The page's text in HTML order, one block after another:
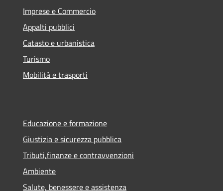
Imprese e Commercio
Appalti pubblici
Catasto e urbanistica
Turismo
Mobilità e trasporti
Educazione e formazione
Giustizia e sicurezza pubblica
Tributi,finanze e contravvenzioni
Ambiente
Salute, benessere e assistenza